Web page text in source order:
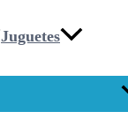
Juguetes